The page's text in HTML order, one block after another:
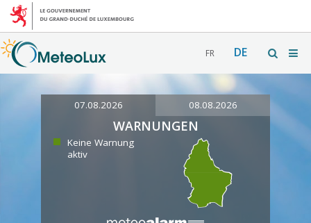
FR DE
07.08.2026 08.08.2026
WARNUNGEN
Keine Warnung
aktiv